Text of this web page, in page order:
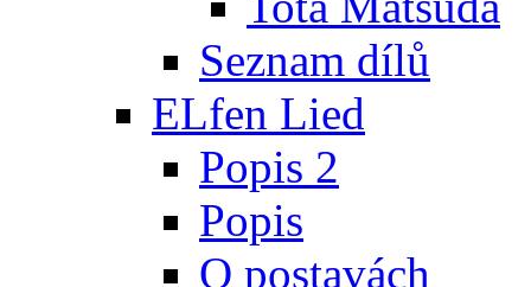
Seznam dílů
ELfen Lied
Popis 2
Popis
O postavách